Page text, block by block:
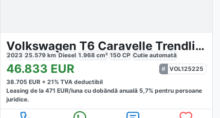
Volkswagen T6 Caravelle Trendline 2.0 TDI 150 PS DSG
2023 25.579 km Diesel 1.968 cm³ 150 CP Cutie automată
46.833 EUR
VOL125225
38.705 EUR + 21% TVA deductibil
Leasing de la 471 EUR/luna cu dobăndă anuală 5,7% pentru persoane
juridice.